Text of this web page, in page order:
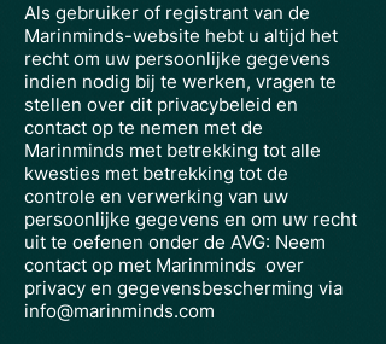
Als gebruiker of registrant van de
Marinminds-website hebt u altijd het
recht om uw persoonlijke gegevens
indien nodig bij te werken, vragen te
stellen over dit privacybeleid en
contact op te nemen met de
Marinminds met betrekking tot alle
kwesties met betrekking tot de
controle en verwerking van uw
persoonlijke gegevens en om uw recht
uit te oefenen onder de AVG: Neem
contact op met Marinminds over
privacy en gegevensbescherming via
info@marinminds.com